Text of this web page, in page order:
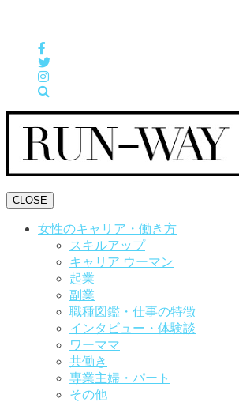
CLOSE
女性のキャリア・働き方
スキルアップ
キャリア ウーマン
起業
副業
職種図鑑・仕事の特徴
インタビュー・体験談
ワーママ
共働き
専業主婦・パート
その他